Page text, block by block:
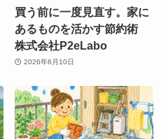
買う前に一度見直す。家に
あるものを活かす節約術
株式会社P2eLabo
2026年6月10日